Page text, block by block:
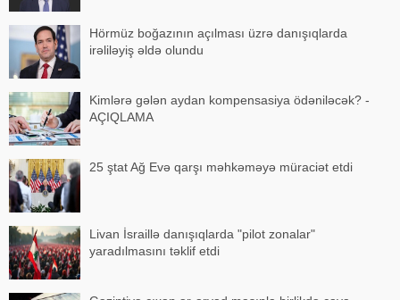
Hörmüz boğazının açılması üzrə danışıqlarda
irəliləyiş əldə olundu
Kimlərə gələn aydan kompensasiya ödəniləcək? -
AÇIQLAMA
25 ştat Ağ Evə qarşı məhkəməyə müraciət etdi
Livan İsraillə danışıqlarda "pilot zonalar"
yaradılmasını təklif etdi